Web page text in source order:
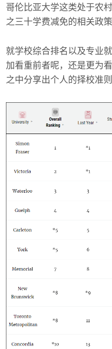
哥伦比亚大学这类处于农
之三十学费减免的相关政策
就学校综合排名以及专业
加看重前者呢，还是更为
之中分享出个人的择校准则